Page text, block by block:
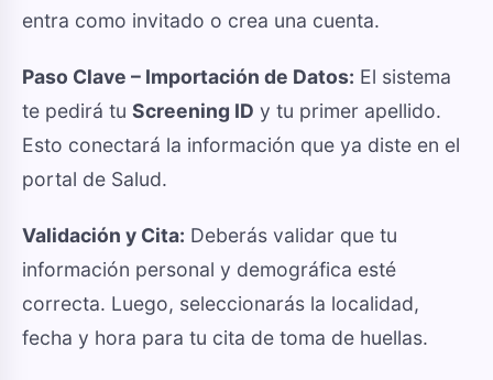
entra como invitado o crea una cuenta.
Paso Clave – Importación de Datos: El sistema
te pedirá tu Screening ID y tu primer apellido.
Esto conectará la información que ya diste en el
portal de Salud.
Validación y Cita: Deberás validar que tu
información personal y demográfica esté
correcta. Luego, seleccionarás la localidad,
fecha y hora para tu cita de toma de huellas.